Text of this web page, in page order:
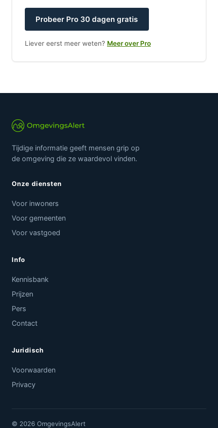
Probeer Pro 30 dagen gratis
Liever eerst meer weten? Meer over Pro
Tijdige informatie geeft mensen grip op
de omgeving die ze waardevol vinden.
Onze diensten
Voor inwoners
Voor gemeenten
Voor vastgoed
Info
Kennisbank
Prijzen
Pers
Contact
Juridisch
Voorwaarden
Privacy
© 2026 OmgevingsAlert